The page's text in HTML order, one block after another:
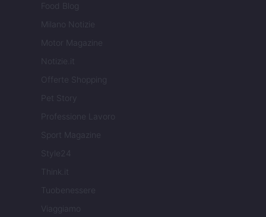
Food Blog
Milano Notizie
Motor Magazine
Notizie.it
Offerte Shopping
Pet Story
Professione Lavoro
Sport Magazine
Style24
Think.it
Tuobenessere
Viaggiamo